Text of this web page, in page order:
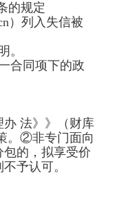
的规定
）列入失信被
。
合同项下的政
法》》（财库
。②非专门面向
的，拟享受价
予认可。